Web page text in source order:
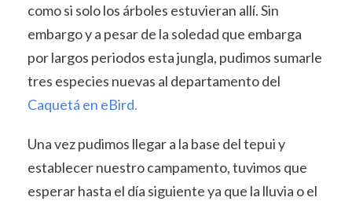
como si solo los árboles estuvieran allí. Sin
embargo y a pesar de la soledad que embarga
por largos periodos esta jungla, pudimos sumarle
tres especies nuevas al departamento del
Caquetá en eBird.
Una vez pudimos llegar a la base del tepui y
establecer nuestro campamento, tuvimos que
esperar hasta el día siguiente ya que la lluvia o el